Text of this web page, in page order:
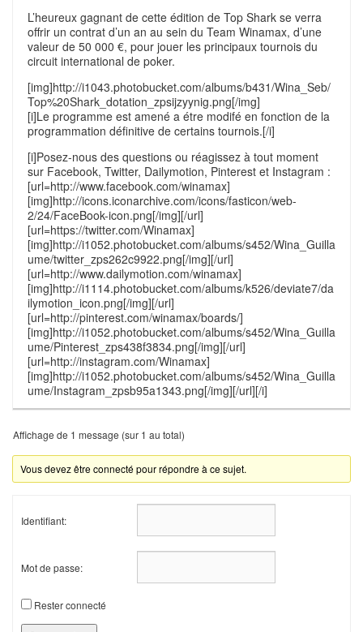
L’heureux gagnant de cette édition de Top Shark se verra
offrir un contrat d’un an au sein du Team Winamax, d’une
valeur de 50 000 €, pour jouer les principaux tournois du
circuit international de poker.
[img]http://i1043.photobucket.com/albums/b431/Wina_Seb/
Top%20Shark_dotation_zpsijzyynig.png[/img]
[i]Le programme est amené a étre modifé en fonction de la
programmation définitive de certains tournois.[/i]
[i]Posez-nous des questions ou réagissez à tout moment
sur Facebook, Twitter, Dailymotion, Pinterest et Instagram :
[url=http://www.facebook.com/winamax]
[img]http://icons.iconarchive.com/icons/fasticon/web-
2/24/FaceBook-icon.png[/img][/url]
[url=https://twitter.com/Winamax]
[img]http://i1052.photobucket.com/albums/s452/Wina_Guilla
ume/twitter_zps262c9922.png[/img][/url]
[url=http://www.dailymotion.com/winamax]
[img]http://i1114.photobucket.com/albums/k526/deviate7/da
ilymotion_icon.png[/img][/url]
[url=http://pinterest.com/winamax/boards/]
[img]http://i1052.photobucket.com/albums/s452/Wina_Guilla
ume/Pinterest_zps438f3834.png[/img][/url]
[url=http://instagram.com/Winamax]
[img]http://i1052.photobucket.com/albums/s452/Wina_Guilla
ume/Instagram_zpsb95a1343.png[/img][/url][/i]
Affichage de 1 message (sur 1 au total)
Vous devez être connecté pour répondre à ce sujet.
Identifiant:
Mot de passe:
Rester connecté